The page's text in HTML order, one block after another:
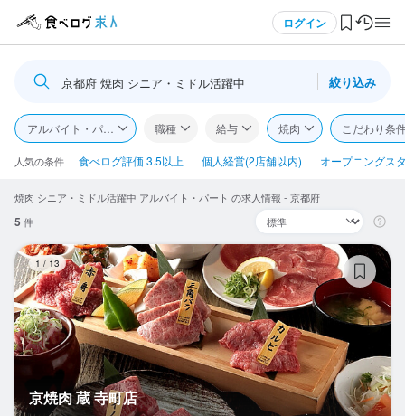
ログイン
ログイン・無料会員登録
食べログ求人TOP
求人検索
閲覧履歴
気になる求人
検索履歴・保存した条件
応募履歴
京都府 焼肉 シニア・ミドル活躍中 絞り込み
アルバイト・パート 職種 給与 焼肉 こだわり条
人気の条件 食べログ評価 3.5以上 個人経営(2店舗以内) オープニングス
焼肉 シニア・ミドル活躍中 アルバイト・パート の求人情報 - 京都府
5 件
1 / 13
京焼肉 蔵 寺町店